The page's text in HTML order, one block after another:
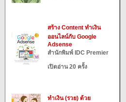
สร้าง Content ทำเงิน
ออนไลน์กับ Google
Adsense
สำนักพิมพ์ IDC Premier
เปิดอ่าน 20 ครั้ง
ทำเงิน (รวย) ด้วย